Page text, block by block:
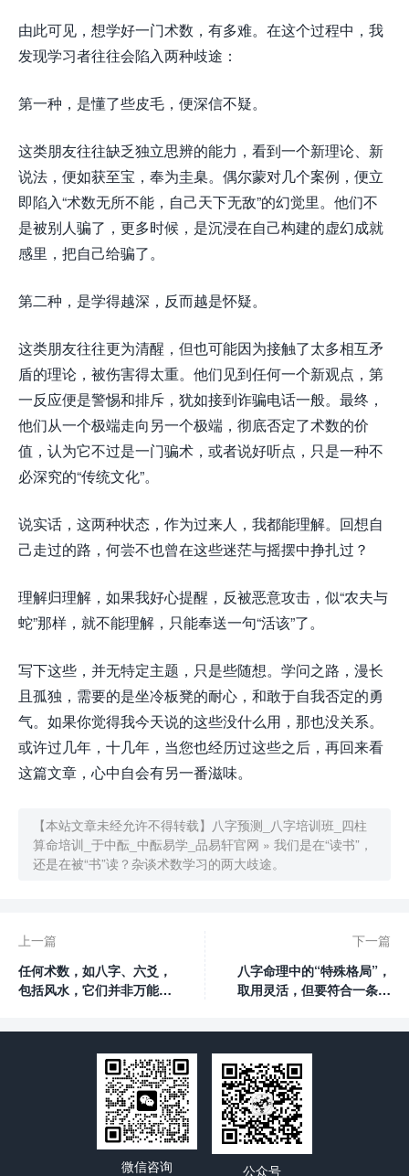
由此可见，想学好一门术数，有多难。在这个过程中，我
发现学习者往往会陷入两种歧途：
第一种，是懂了些皮毛，便深信不疑。
这类朋友往往缺乏独立思辨的能力，看到一个新理论、新
说法，便如获至宝，奉为圭臬。偶尔蒙对几个案例，便立
即陷入“术数无所不能，自己天下无敌”的幻觉里。他们不
是被别人骗了，更多时候，是沉浸在自己构建的虚幻成就
感里，把自己给骗了。
第二种，是学得越深，反而越是怀疑。
这类朋友往往更为清醒，但也可能因为接触了太多相互矛
盾的理论，被伤害得太重。他们见到任何一个新观点，第
一反应便是警惕和排斥，犹如接到诈骗电话一般。最终，
他们从一个极端走向另一个极端，彻底否定了术数的价
值，认为它不过是一门骗术，或者说好听点，只是一种不
必深究的“传统文化”。
说实话，这两种状态，作为过来人，我都能理解。回想自
己走过的路，何尝不也曾在这些迷茫与摇摆中挣扎过？
理解归理解，如果我好心提醒，反被恶意攻击，似“农夫与
蛇”那样，就不能理解，只能奉送一句“活该”了。
写下这些，并无特定主题，只是些随想。学问之路，漫长
且孤独，需要的是坐冷板凳的耐心，和敢于自我否定的勇
气。如果你觉得我今天说的这些没什么用，那也没关系。
或许过几年，十几年，当您也经历过这些之后，再回来看
这篇文章，心中自会有另一番滋味。
【本站文章未经允许不得转载】
八字预测_八字培训班_四柱
算命培训_于中酝_中酝易学_品易轩官网 » 我们是在“读书”，
还是在被“书”读？杂谈术数学习的两大歧途。
上一篇
任何术数，如八字、六爻，
包括风水，它们并非万能
的！
下一篇
八字命理中的“特殊格局”，
取用灵活，但要符合一条重
微信咨询 公众号